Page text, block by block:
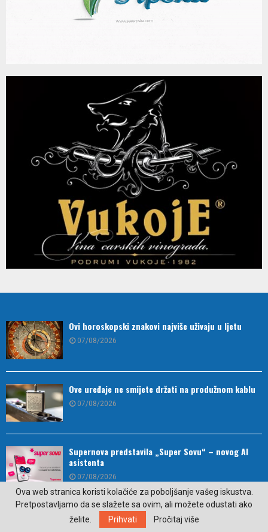
Ovi horoskopski znakovi najviše uživaju u ljetu
07/08/2026
Ove uređaje ne smijete držati na produžnom kablu
07/08/2026
Supernova predstavila „Super Sovu“ – novog AI
asistenta
07/08/2026
Cveće u vazi može da traje duže: Isprobajte ove
praktične savete
Ova web stranica koristi kolačiće za poboljšanje vašeg iskustva.
Pretpostavljamo da se slažete sa ovim, ali možete odustati ako
želite.
Prihvati Pročitaj više